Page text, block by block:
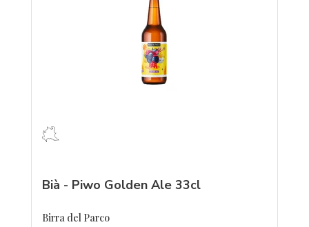
Bià - Piwo Golden Ale 33cl
Birra del Parco